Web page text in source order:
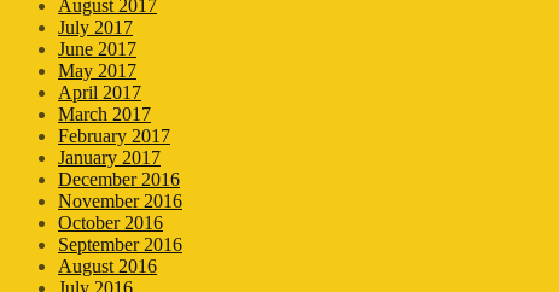
August 2017
July 2017
June 2017
May 2017
April 2017
March 2017
February 2017
January 2017
December 2016
November 2016
October 2016
September 2016
August 2016